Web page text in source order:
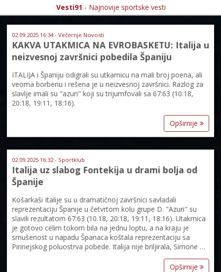
Vesti91 - Najnovije sportske vesti
02.09.2025 16:34 - Večernje Novosti
KAKVA UTAKMICA NA EVROBASKETU: Italija u
neizvesnoj završnici pobedila Španiju
ITALIJA i Španiju odigrali su utkamicu na mali broj poena, ali
veoma borbenu i rešena je u neizvesnoj završnici. Razlog za
slavlje imali su "azuri" koji su trijumfovali sa 67:63 (10:18,
20:18, 19:11, 18:16).
Opširnije
02.09.2025 16:32 - Sportklub
Italija uz slabog Fontekija u drami bolja od
Španije
Košarkaši Italije su u dramatičnoj završnici savladali
reprezentaciju Španije u četvrtom kolu grupe D. "Azuri" su
slavili rezultatom 67:63 (10.18, 20:18, 19:11, 18:16). Utakmica
je gotovo celim tokom bila na jednu loptu, a na kraju je
smušenost u napadu Španaca koštala reprezentaciju sa
Pirinejskog poluostrva pobede. Italija nije briljirala, Simone …
Opširnije